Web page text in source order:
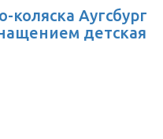
коляска Аугсбург
детская